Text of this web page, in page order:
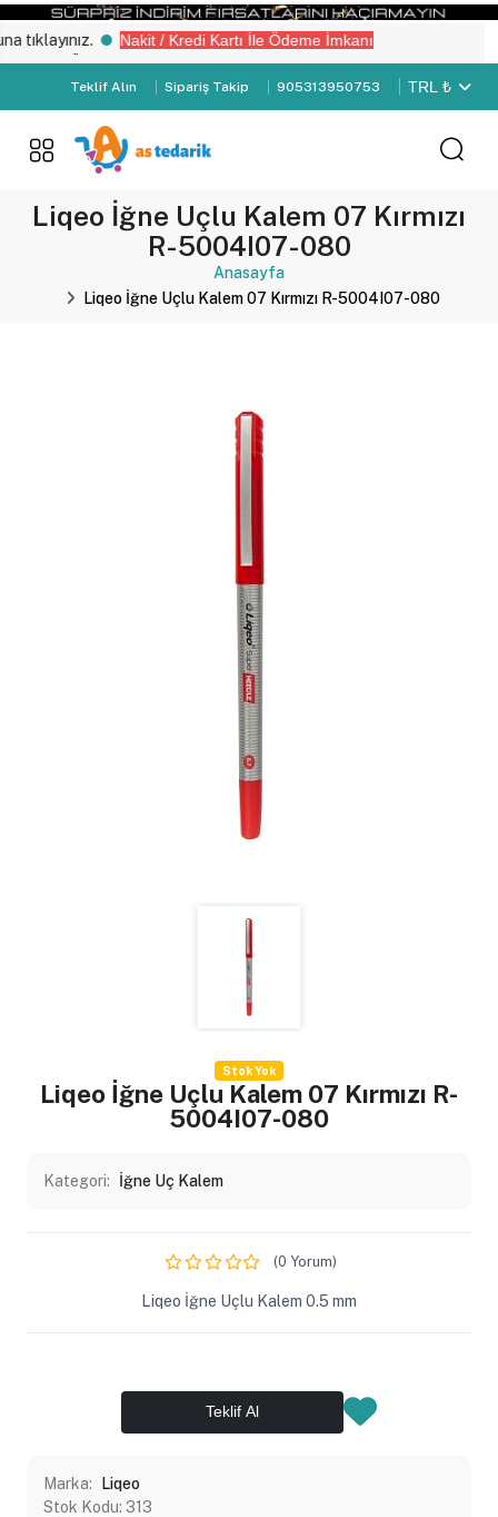
“Üye Girişi" yapın.
Nakit / Kredi Kartı İle Ödeme İmkanı
Teklif Alın Sipariş Takip 905313950753 TRL ₺
Liqeo İğne Uçlu Kalem 07 Kırmızı
R-5004I07-080
Anasayfa
Liqeo İğne Uçlu Kalem 07 Kırmızı R-5004I07-080
Stok Yok
Liqeo İğne Uçlu Kalem 07 Kırmızı R-
5004I07-080
Kategori: İğne Uç Kalem
(0 Yorum)
Liqeo İğne Uçlu Kalem 0.5 mm
Teklif Al
Marka:
Liqeo
Stok Kodu: 313